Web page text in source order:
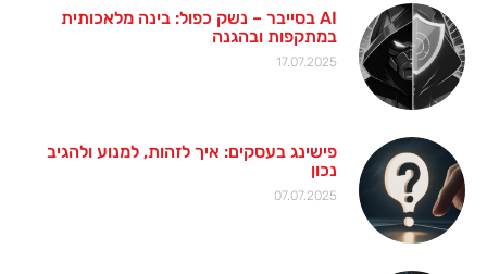
AI בסייבר – נשק כפול: בינה מלאכותית
במתקפות ובהגנה
17.07.2025
פישינג בעסקים: איך לזהות, למנוע ולהגיב
נכון
07.07.2025